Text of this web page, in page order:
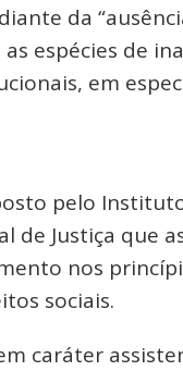
da
espécies de
em
pelo Instituto
de Justiça que
nos
sociais.
caráter